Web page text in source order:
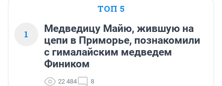
ТОП 5
1
Медведицу Майю, жившую на
цепи в Приморье, познакомили
с гималайским медведем
Фиником
22 484 8